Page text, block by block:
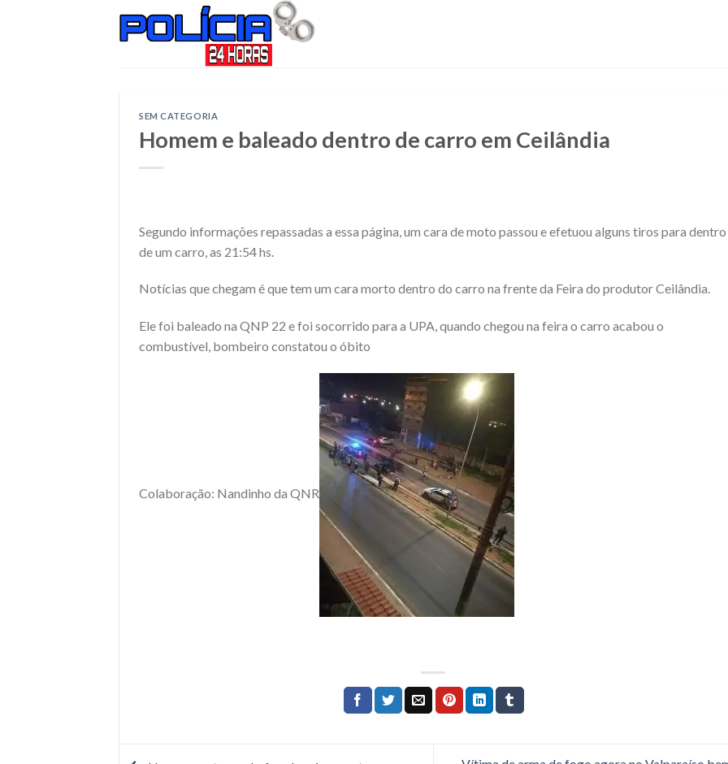
SEM CATEGORIA
Homem e baleado dentro de carro em Ceilândia
Segundo informações repassadas a essa página, um cara de moto passou e efetuou alguns tiros para dentro
de um carro, as 21:54 hs.
Notícias que chegam é que tem um cara morto dentro do carro na frente da Feira do produtor Ceilândia.
Ele foi baleado na QNP 22 e foi socorrido para a UPA, quando chegou na feira o carro acabou o
combustível, bombeiro constatou o óbito
Colaboração: Nandinho da QNR